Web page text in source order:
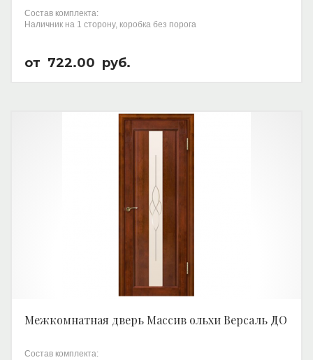
Состав комплекта:
Наличник на 1 сторону, коробка без порога
от 722.00 руб.
Межкомнатная дверь Массив ольхи Версаль ДО
Состав комплекта: